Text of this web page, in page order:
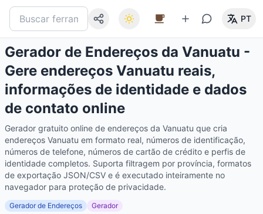
PT
Gerador de Endereços da Vanuatu -
Gere endereços Vanuatu reais,
informações de identidade e dados
de contato online
Gerador gratuito online de endereços da Vanuatu que cria
endereços Vanuatu em formato real, números de identificação,
números de telefone, números de cartão de crédito e perfis de
identidade completos. Suporta filtragem por província, formatos
de exportação JSON/CSV e é executado inteiramente no
navegador para proteção de privacidade.
Gerador de Endereços Gerador